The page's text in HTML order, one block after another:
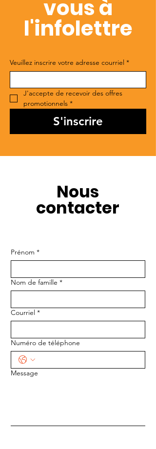
vous à
l'infolettre
Veuillez inscrire votre adresse courriel *
J'accepte de recevoir des offres
promotionnels *
S'inscrire
Nous
contacter
Prénom *
Nom de famille *
Courriel *
Numéro de téléphone
Message